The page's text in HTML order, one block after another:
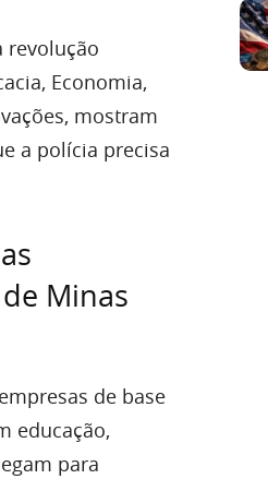
revolução
Economia,
mostram
a polícia precisa
Minas
de base
educação,
para